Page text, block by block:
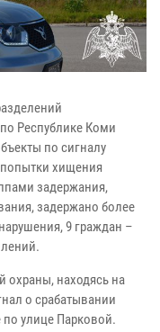
Республике Коми
по сигналу
попытки хищения
задержания,
задержано более
9 граждан –
охраны, находясь на
о срабатывании
улице Парковой.